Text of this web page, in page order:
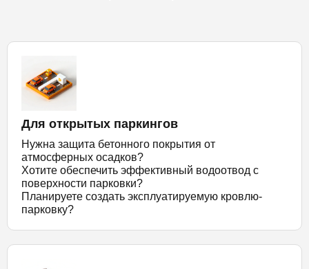
Для открытых паркингов
Нужна защита бетонного покрытия от
атмосферных осадков?
Хотите обеспечить эффективный водоотвод с
поверхности парковки?
Планируете создать эксплуатируемую кровлю-
парковку?